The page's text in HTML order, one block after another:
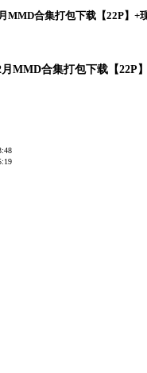
MMD合集打包下载【22P】+
月MMD合集打包下载【22P